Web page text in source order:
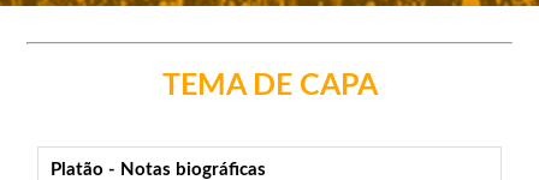
TEMA DE CAPA
Platão - Notas biográficas